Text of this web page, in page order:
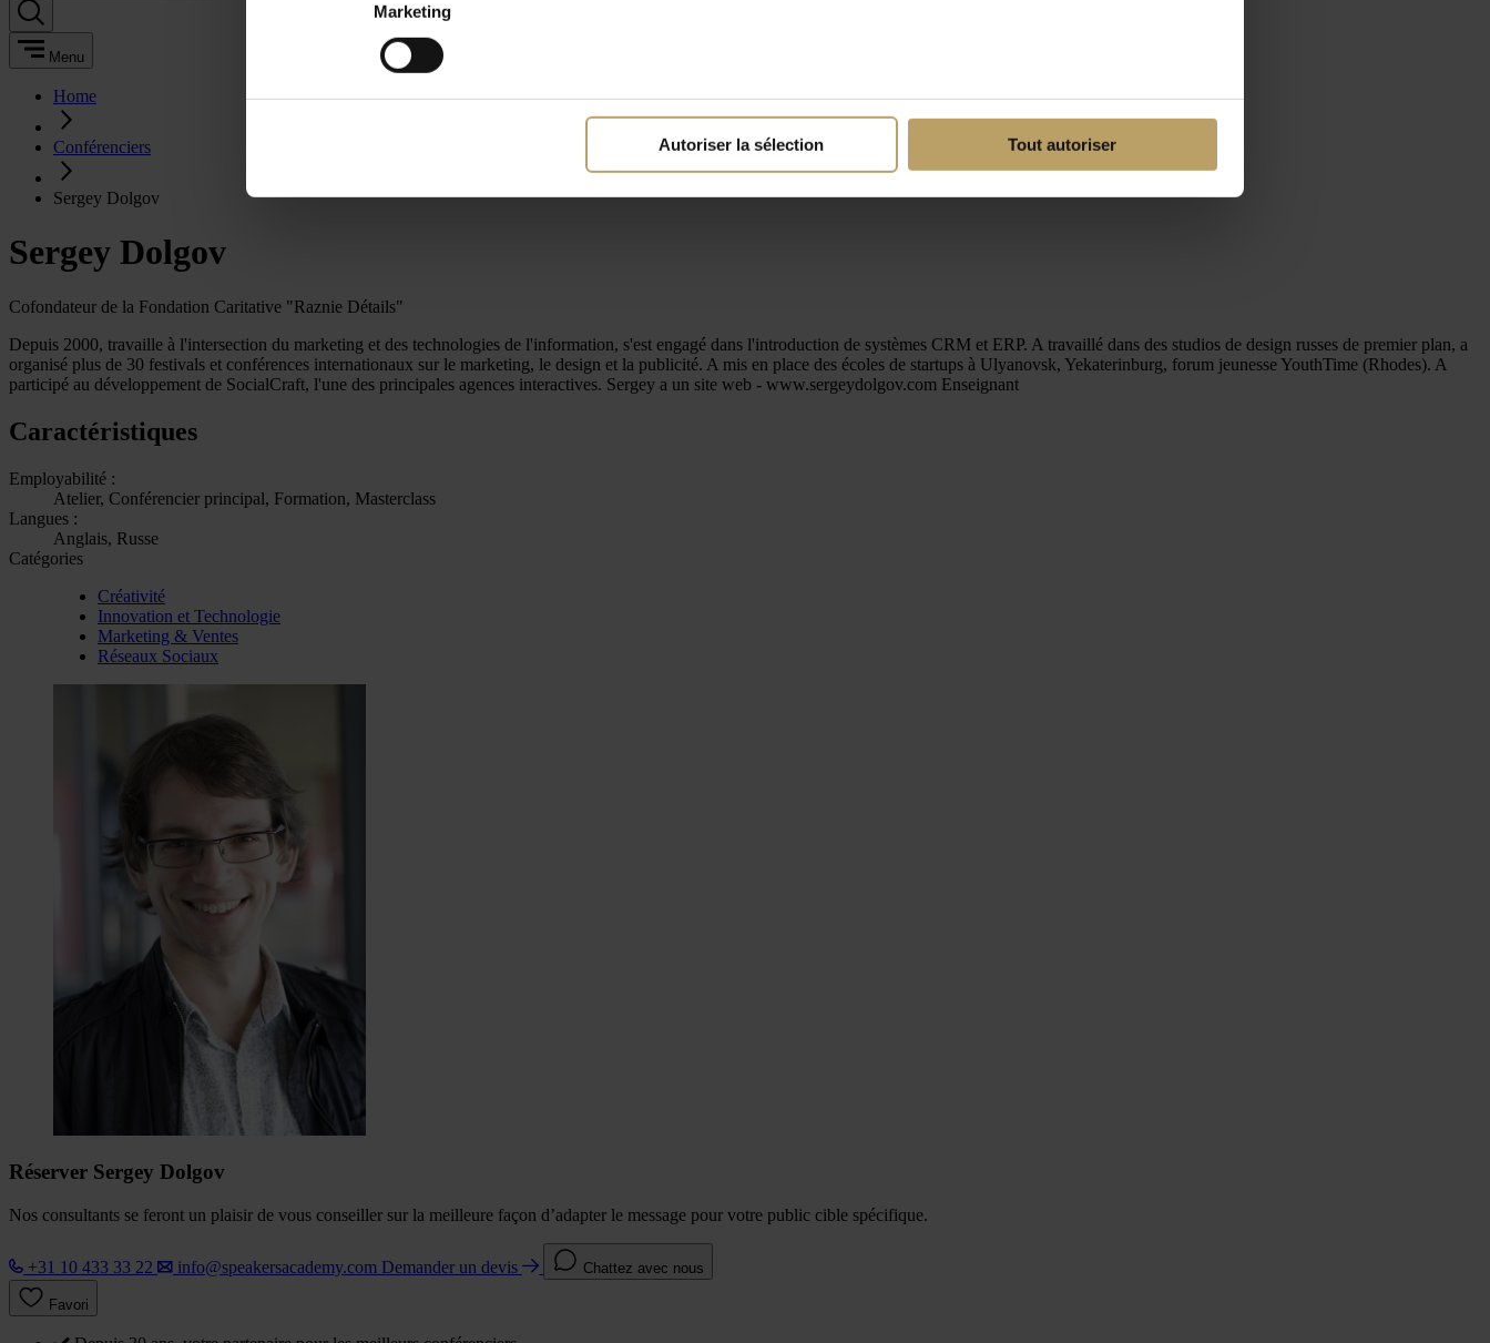
Marketing
Autoriser la sélection Tout autoriser
Menu
Home
Conférenciers
Sergey Dolgov
Sergey Dolgov
Cofondateur de la Fondation Caritative "Raznie Détails"
Depuis 2000, travaille à l'intersection du marketing et des technologies de l'information, s'est engagé dans l'introduction de systèmes CRM et ERP. A travaillé dans des studios de design russes de premier plan, a
organisé plus de 30 festivals et conférences internationaux sur le marketing, le design et la publicité. A mis en place des écoles de startups à Ulyanovsk, Yekaterinburg, forum jeunesse YouthTime (Rhodes). A
participé au développement de SocialCraft, l'une des principales agences interactives. Sergey a un site web - www.sergeydolgov.com Enseignant
Caractéristiques
Employabilité :
Atelier, Conférencier principal, Formation, Masterclass
Langues :
Anglais, Russe
Catégories
Créativité
Innovation et Technologie
Marketing & Ventes
Réseaux Sociaux
Réserver Sergey Dolgov
Nos consultants se feront un plaisir de vous conseiller sur la meilleure façon d’adapter le message pour votre public cible spécifique.
+31 10 433 33 22 info@speakersacademy.com Demander un devis Chattez avec nous
Favori